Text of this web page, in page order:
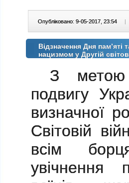
Опубліковано: 9-05-2017, 23:54 |
Відзначення Дня пам’яті
нацизмом у Другій
З метою
подвигу
визначної
Світовій
всім
увічнення